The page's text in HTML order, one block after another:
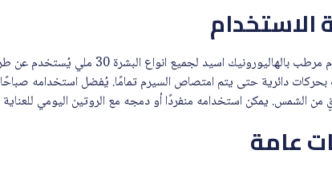
الاستخدام
سيرافي سيرم مرطب
دائرية حتى يتم امتصاص السيرم تمامًا. يُفضل استخدامه
الشمس. يمكن استخدامه منفردًا أو دمجه مع الروتين اليومي
عامة